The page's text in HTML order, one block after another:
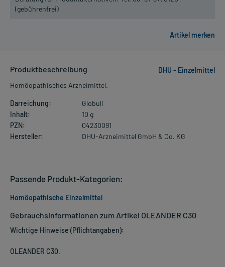
(gebührenfrei)
Produktbeschreibung
DHU - Einzelmittel
Homöopathisches Arzneimittel.
Darreichung:
Globuli
Inhalt:
10 g
PZN:
04230091
Hersteller:
DHU-Arzneimittel GmbH & Co. KG
Gebrauchsinformationen zum Artikel OLEANDER C30
Wichtige Hinweise (Pflichtangaben):
OLEANDER C30.
Passende Produkt-Kategorien:
Homöopathische Einzelmittel